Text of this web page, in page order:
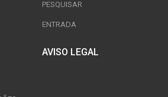
PESQUISAR
ENTRADA
AVISO LEGAL